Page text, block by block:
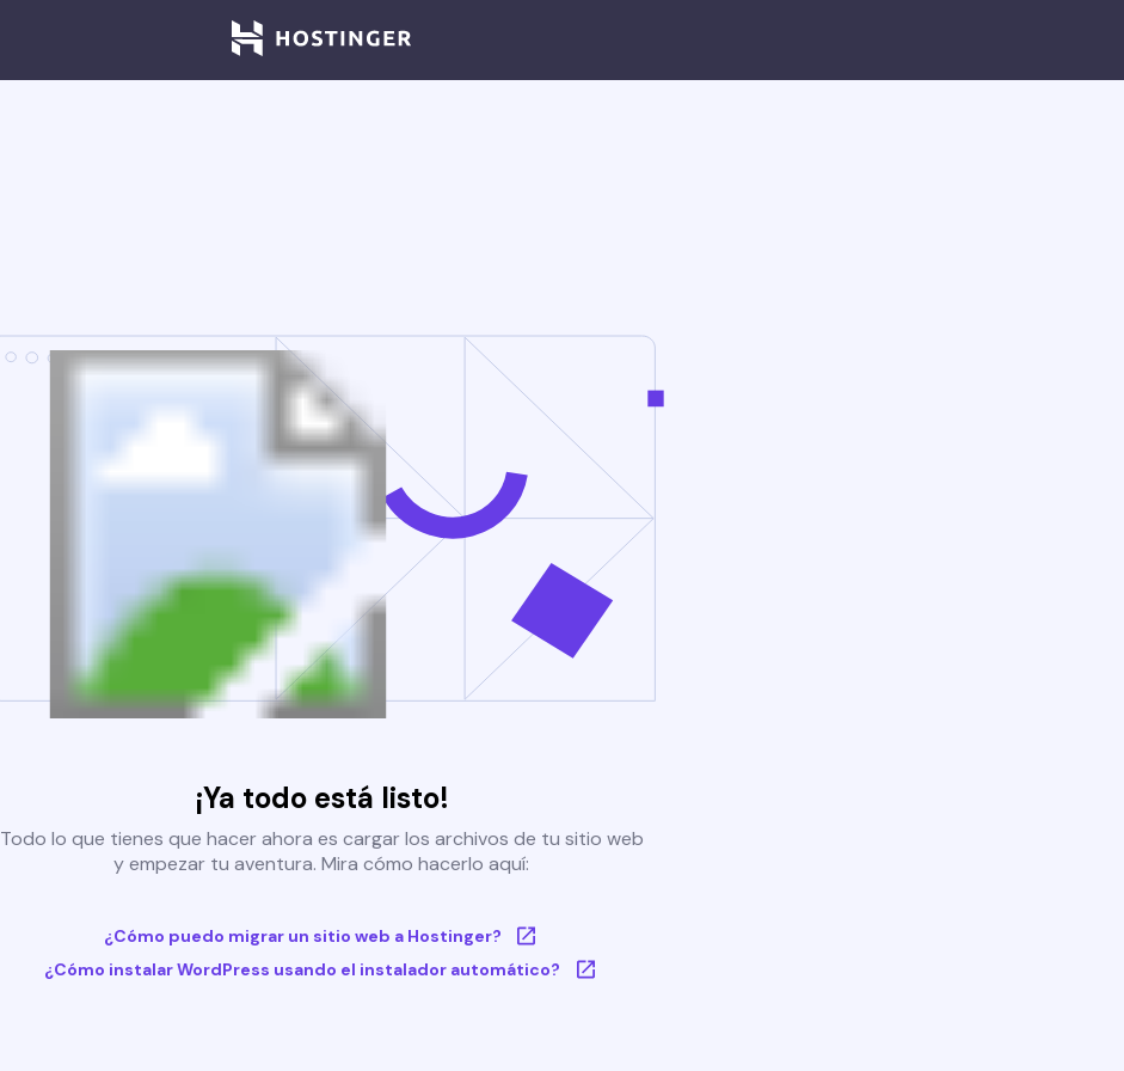
¡Ya todo está listo!
Todo lo que tienes que hacer ahora es cargar los archivos de tu sitio web
y empezar tu aventura. Mira cómo hacerlo aquí:
¿Cómo puedo migrar un sitio web a Hostinger?
¿Cómo instalar WordPress usando el instalador automático?